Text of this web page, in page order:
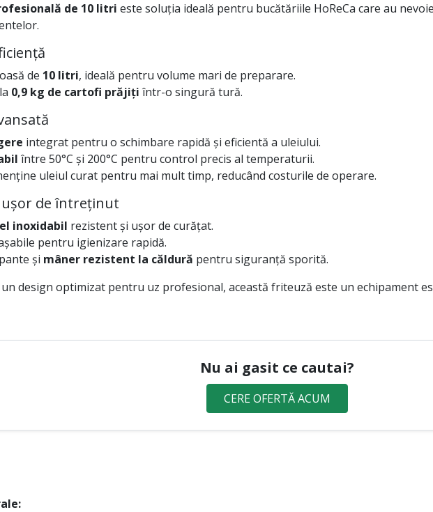
de 10 litri este soluția ideală pentru bucătăriile HoReCa care au
de 10 litri, ideală pentru volume mari de preparare.
0,9 kg de cartofi prăjiți într-o singură tură.
integrat pentru o schimbare rapidă și eficientă a uleiului.
între 50°C și 200°C pentru control precis al temperaturii.
uleiul curat pentru mai mult timp, reducând costurile de operare.
de întreținut
inoxidabil rezistent și ușor de curățat.
pentru igienizare rapidă.
și mâner rezistent la căldură pentru siguranță sporită.
design optimizat pentru uz profesional, această friteuză este un echipament
Nu ai gasit ce cautai?
CERE OFERTĂ ACUM